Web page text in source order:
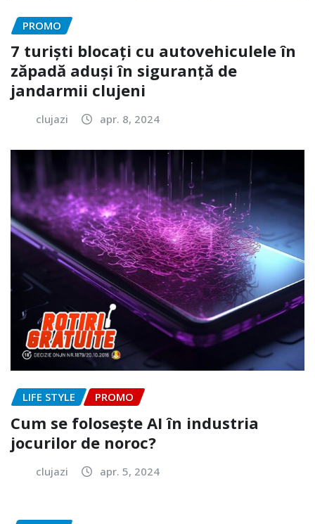
PROMO
7 turiști blocați cu autovehiculele în
zăpadă aduși în siguranță de
jandarmii clujeni
clujazi apr. 8, 2024
LIFE STYLE PROMO
Cum se folosește AI în industria
jocurilor de noroc?
clujazi apr. 5, 2024